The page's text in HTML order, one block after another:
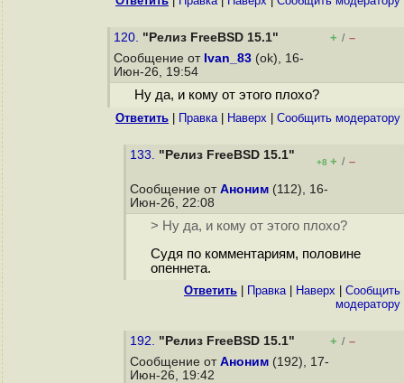
120. "Релиз FreeBSD 15.1" + / –
Сообщение от Ivan_83 (ok), 16-
Июн-26, 19:54
Ну да, и кому от этого плохо?
Ответить Правка| Наверх Cообщить модератору
133. "Релиз FreeBSD 15.1"
+8 + / –
Сообщение от Аноним (112), 16-
Июн-26, 22:08
> Ну да, и кому от этого плохо?
Судя по комментариям, половине
опеннета.
Ответить Правка| Наверх
Cообщить
модератору
192. "Релиз FreeBSD 15.1" + / –
Сообщение от Аноним (192), 17-
Июн-26, 19:42